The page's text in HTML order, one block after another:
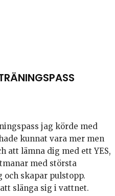
jag körde med
kunnat vara mer men
att lämna dig med ett YES,
med största
skapar pulstopp.
slänga sig i vattnet.